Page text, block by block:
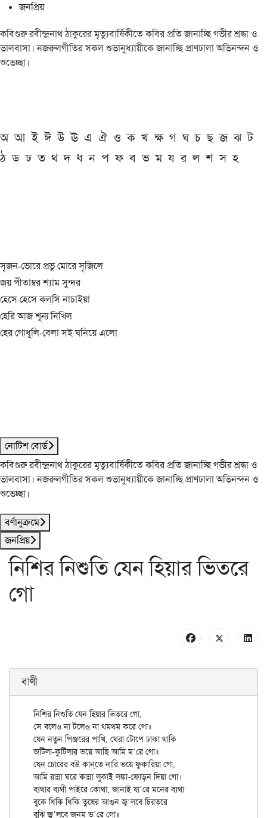
জনপ্রিয়
কবিগুরু রবীন্দ্রনাথ ঠাকুরের মৃত্যুবার্ষিকীতে কবির প্রতি জানাচ্ছি গভীর শ্রদ্ধা ও
ভালবাসা। নজরুলগীতির সকল শুভানুধ্যায়ীকে জানাচ্ছি প্রাণঢালা অভিনন্দন ও
শুভেচ্ছা।
অ আ ই ঈ উ ঊ এ ঐ ও ক খ ক্ষ গ ঘ চ ছ জ ঝ ট
ঠ ড ঢ ত থ দ ধ ন প ফ ব ভ ম য র ল শ স হ
সৃজন-ভোরে প্রভু মোরে সৃজিলে
জয় পীতাম্বর শ্যাম সুন্দর
হেসে হেসে কল্‌সি নাচাইয়া
হেরি আজ শূন্য নিখিল
হের গোধূলি-বেলা সই ঘনিয়ে এলো
নোটিশ বোর্ড
কবিগুরু রবীন্দ্রনাথ ঠাকুরের মৃত্যুবার্ষিকীতে কবির প্রতি জানাচ্ছি গভীর শ্রদ্ধা ও
ভালবাসা। নজরুলগীতির সকল শুভানুধ্যায়ীকে জানাচ্ছি প্রাণঢালা অভিনন্দন ও
শুভেচ্ছা।
বর্ণানুক্রমে
জনপ্রিয়
নিশির নিশুতি যেন হিয়ার ভিতরে
গো
বাণী
নিশির নিশুতি যেন হিয়ার ভিতরে গো,
সে বলেও না টলেও না থমথম করে গো॥
যেন নতুন পিঞ্জরের পাখি, ঘেরা টোপে ঢাকা থাকি
জটিলা-কুটিলার ভয়ে আছি আমি ম’রে গো॥
যেন চোরের বউ কান্‌তে নারি ভয়ে ফুকারিয়া গো,
আমি রান্না ঘরে কান্না লুকাই লঙ্কা-ফোড়ন দিয়া গো।
ব্যথার ব্যথী পাইরে কোথা, জানাই যা’রে মনের ব্যথা
বুকে ধিকি ধিকি তুষের আগুন জ্ব’লবে চিরতরে